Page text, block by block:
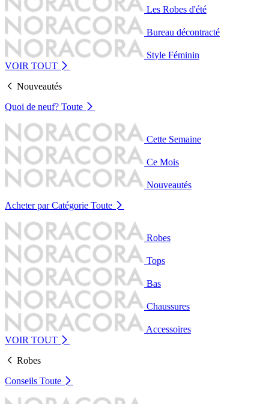
Les Robes d'été
Bureau décontracté
Style Féminin
VOIR TOUT
Nouveautés
Quoi de neuf? Toute
Cette Semaine
Ce Mois
Nouveautés
Acheter par Catégorie Toute
Robes
Tops
Bas
Chaussures
Accessoires
VOIR TOUT
Robes
Conseils Toute